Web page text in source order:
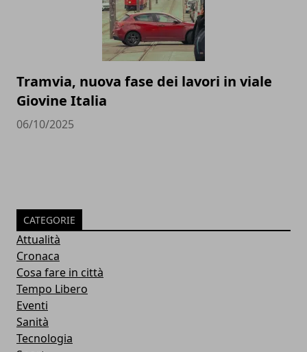
Tramvia, nuova fase dei lavori in viale
Giovine Italia
06/10/2025
CATEGORIE
Attualità
Cronaca
Cosa fare in città
Tempo Libero
Eventi
Sanità
Tecnologia